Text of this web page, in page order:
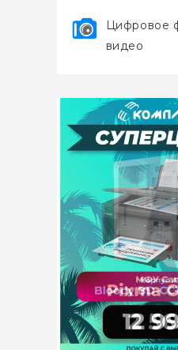
Цифровое
видео